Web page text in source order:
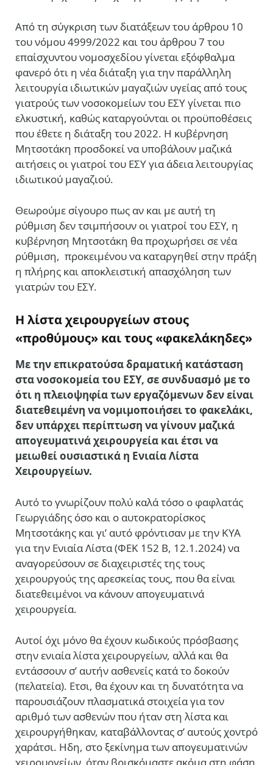
Από τη σύγκριση των διατάξεων του άρθρου 10
του νόμου 4999/2022 και του άρθρου 7 του
επαίσχυντου νομοσχεδίου γίνεται εξόφθαλμα
φανερό ότι η νέα διάταξη για την παράλληλη
λειτουργία ιδιωτικών μαγαζιών υγείας από τους
γιατρούς των νοσοκομείων του ΕΣΥ γίνεται πιο
ελκυστική, καθώς καταργούνται οι προϋποθέσεις
που έθετε η διάταξη του 2022. Η κυβέρνηση
Μητσοτάκη προσδοκεί να υποβάλουν μαζικά
αιτήσεις οι γιατροί του ΕΣΥ για άδεια λειτουργίας
ιδιωτικού μαγαζιού.
Θεωρούμε σίγουρο πως αν και με αυτή τη
ρύθμιση δεν τσιμπήσουν οι γιατροί του ΕΣΥ, η
κυβέρνηση Μητσοτάκη θα προχωρήσει σε νέα
ρύθμιση, προκειμένου να καταργηθεί στην πράξη
η πλήρης και αποκλειστική απασχόληση των
γιατρών του ΕΣΥ.
Η λίστα χειρουργείων στους
«προθύμους» και τους «φακελάκηδες»
Με την επικρατούσα δραματική κατάσταση
στα νοσοκομεία του ΕΣΥ, σε συνδυασμό με το
ότι η πλειοψηφία των εργαζόμενων δεν είναι
διατεθειμένη να νομιμοποιήσει το φακελάκι,
δεν υπάρχει περίπτωση να γίνουν μαζικά
απογευματινά χειρουργεία και έτσι να
μειωθεί ουσιαστικά η Ενιαία Λίστα
Χειρουργείων.
Αυτό το γνωρίζουν πολύ καλά τόσο ο φαφλατάς
Γεωργιάδης όσο και ο αυτοκρατορίσκος
Μητσοτάκης και γι’ αυτό φρόντισαν με την ΚΥΑ
για την Ενιαία Λίστα (ΦΕΚ 152 Β, 12.1.2024) να
αναγορεύσουν σε διαχειριστές της τους
χειρουργούς της αρεσκείας τους, που θα είναι
διατεθειμένοι να κάνουν απογευματινά
χειρουργεία.
Αυτοί όχι μόνο θα έχουν κωδικούς πρόσβασης
στην ενιαία λίστα χειρουργείων, αλλά και θα
εντάσσουν σ’ αυτήν ασθενείς κατά το δοκούν
(πελατεία). Ετσι, θα έχουν και τη δυνατότητα να
παρουσιάζουν πλασματικά στοιχεία για τον
αριθμό των ασθενών που ήταν στη λίστα και
χειρουργήθηκαν, καταβάλλοντας σ’ αυτούς χοντρό
χαράτσι. Ηδη, στο ξεκίνημα των απογευματινών